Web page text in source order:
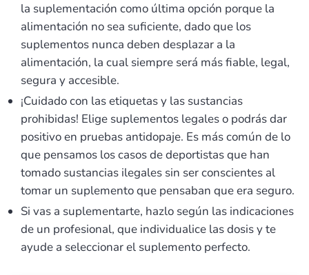
la suplementación como última opción porque la
alimentación no sea suficiente, dado que los
suplementos nunca deben desplazar a la
alimentación, la cual siempre será más fiable, legal,
segura y accesible.
¡Cuidado con las etiquetas y las sustancias
prohibidas! Elige suplementos legales o podrás dar
positivo en pruebas antidopaje. Es más común de lo
que pensamos los casos de deportistas que han
tomado sustancias ilegales sin ser conscientes al
tomar un suplemento que pensaban que era seguro.
Si vas a suplementarte, hazlo según las indicaciones
de un profesional, que individualice las dosis y te
ayude a seleccionar el suplemento perfecto.